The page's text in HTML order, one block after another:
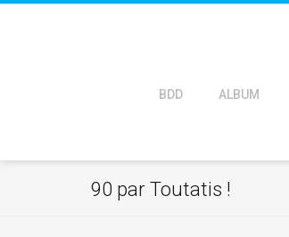
BDD ALBUM
90 par Toutatis !